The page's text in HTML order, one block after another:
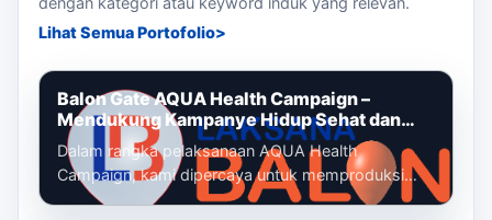
Lihat Semua Portofolio
Balon Gate AQUA Health Campaign –
Mendukung Kampanye Hidup Sehat dan
Gaya Hidup Aktif
Dalam rangka pelaksanaan AQUA Health
Campaign, kami dipercaya untuk memproduksi
dan memasang balon gate custom yang menjadi